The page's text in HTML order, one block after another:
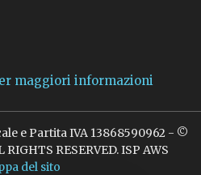
maggiori informazioni
e Partita IVA 13868590962 - ©
RESERVED. ISP AWS
del sito